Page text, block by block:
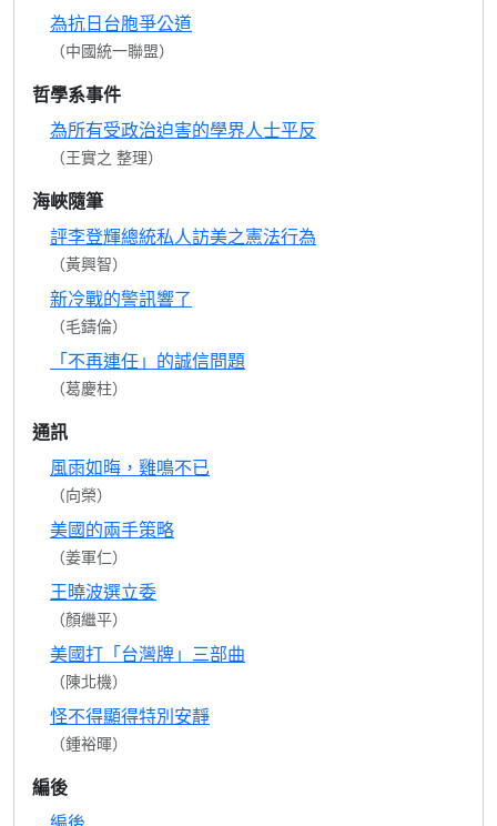
為抗日台胞爭公道
（中國統一聯盟）
哲學系事件
為所有受政治迫害的學界人士平反
（王實之 整理）
海峽隨筆
評李登輝總統私人訪美之憲法行為
（黃興智）
新冷戰的警訊響了
（毛鑄倫）
「不再連任」的誠信問題
（葛慶柱）
通訊
風雨如晦，雞鳴不已
（向榮）
美國的兩手策略
（姜軍仁）
王曉波選立委
（顏繼平）
美國打「台灣牌」三部曲
（陳北機）
怪不得顯得特別安靜
（鍾裕暉）
編後